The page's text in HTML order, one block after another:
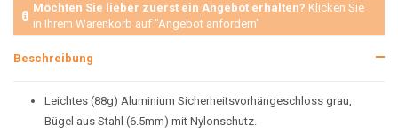
Möchten Sie lieber zuerst ein Angebot erhalten? Klicken Sie
in Ihrem Warenkorb auf "Angebot anfordern"
Beschreibung
Leichtes (88g) Aluminium Sicherheitsvorhängeschloss grau,
Bügel aus Stahl (6.5mm) mit Nylonschutz.